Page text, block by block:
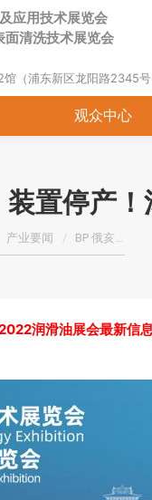
应用技术展览会
面清洗技术展览会
馆（浦东新区龙阳路2345号
观众中心
置停产！
：
产业要闻 BP 俄亥…
润滑油展会最新信息
会 展商中心